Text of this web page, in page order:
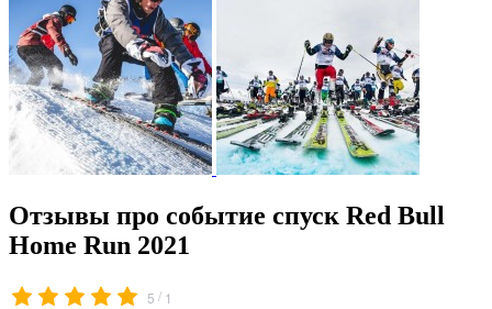
Отзывы про событие спуск Red Bull
Home Run 2021
5 / 1